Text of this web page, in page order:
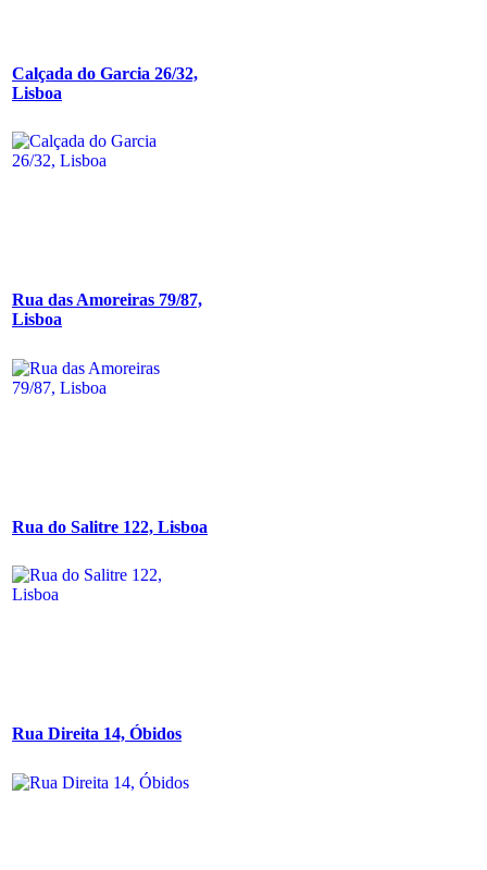
Calçada do Garcia 26/32,
Lisboa
Rua das Amoreiras 79/87,
Lisboa
Rua do Salitre 122, Lisboa
Rua Direita 14, Óbidos